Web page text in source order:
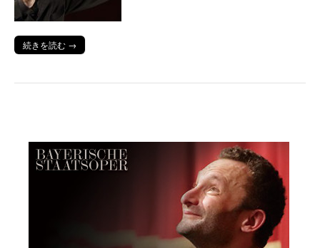
続きを読む →